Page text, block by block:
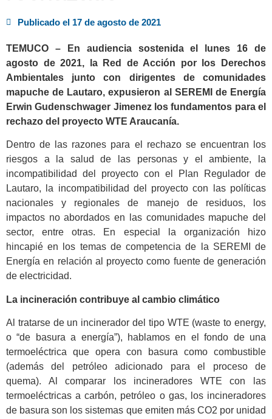
Publicado el 17 de agosto de 2021
TEMUCO – En audiencia sostenida el lunes 16 de
agosto de 2021, la Red de Acción por los Derechos
Ambientales junto con dirigentes de comunidades
mapuche de Lautaro, expusieron al SEREMI de Energía
Erwin Gudenschwager Jimenez los fundamentos para el
rechazo del proyecto WTE Araucanía.
Dentro de las razones para el rechazo se encuentran los
riesgos a la salud de las personas y el ambiente, la
incompatibilidad del proyecto con el Plan Regulador de
Lautaro, la incompatibilidad del proyecto con las políticas
nacionales y regionales de manejo de residuos, los
impactos no abordados en las comunidades mapuche del
sector, entre otras. En especial la organización hizo
hincapié en los temas de competencia de la SEREMI de
Energía en relación al proyecto como fuente de generación
de electricidad.
La incineración contribuye al cambio climático
Al tratarse de un incinerador del tipo WTE (waste to energy,
o “de basura a energía”), hablamos en el fondo de una
termoeléctrica que opera con basura como combustible
(además del petróleo adicionado para el proceso de
quema). Al comparar los incineradores WTE con las
termoeléctricas a carbón, petróleo o gas, los incineradores
de basura son los sistemas que emiten más CO2 por unidad